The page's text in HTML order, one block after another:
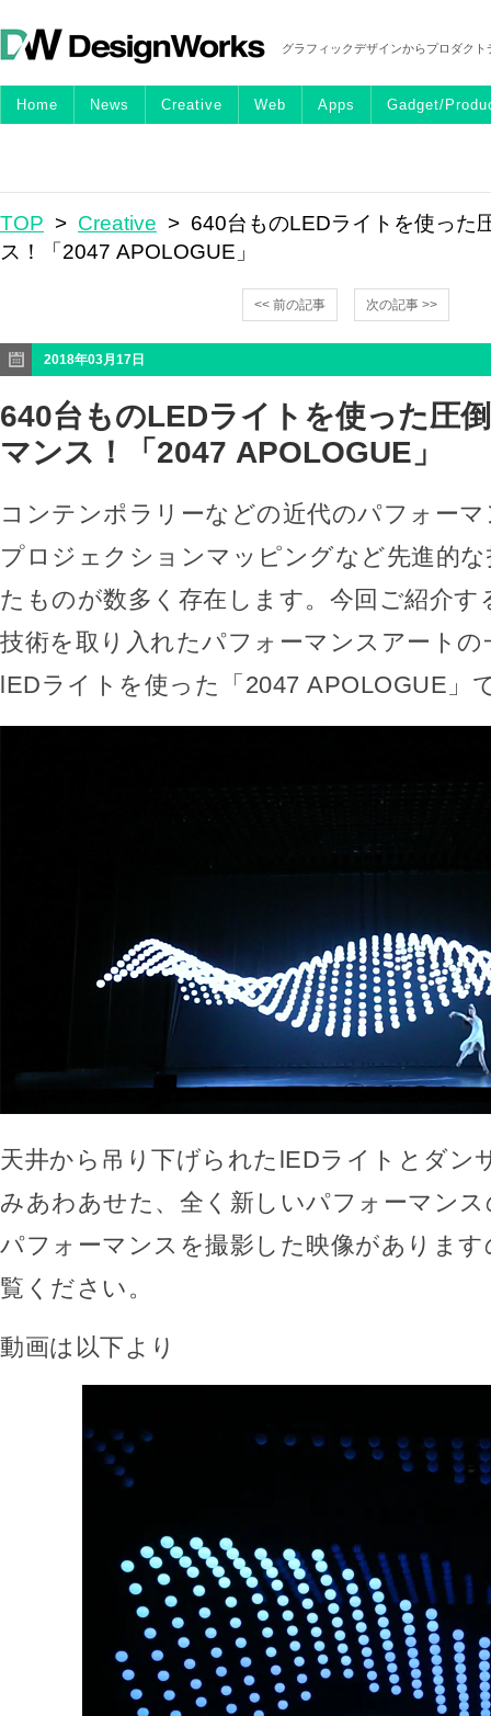
グラフィックデザインからプロダク
Home News Creative Web Apps Gadget/
TOP > Creative > 640台ものLEDライトを使った
ス！「2047 APOLOGUE」
<< 前の記事 次の記事 >>
2018年03月17日
640台ものLEDライトを使った圧
マンス！「2047 APOLOGUE」
コンテンポラリーなどの近代のパフォー
プロジェクションマッピングなど先進的
たものが数多く存在します。今回ご紹介す
技術を取り入れたパフォーマンスアートの
lEDライトを使った「2047 APOLOGUE」
天井から吊り下げられたlEDライトとダン
みあわあせた、全く新しいパフォーマン
パフォーマンスを撮影した映像がありま
覧ください。
動画は以下より